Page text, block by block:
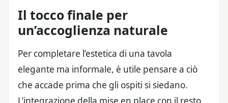
Il tocco finale per
un’accoglienza naturale
Per completare l’estetica di una tavola
elegante ma informale, è utile pensare a ciò
che accade prima che gli ospiti si siedano.